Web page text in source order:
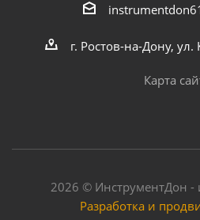
г. Ростов-на-Дону, ул.
Карта
2026 © ИнструментДон -
Разработка и